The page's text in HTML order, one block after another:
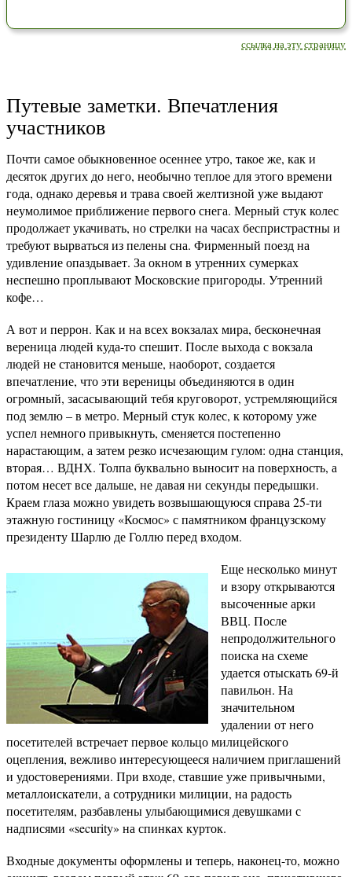
ссылка на эту страницу
Путевые заметки. Впечатления
участников
Почти самое обыкновенное осеннее утро, такое же, как и
десяток других до него, необычно теплое для этого времени
года, однако деревья и трава своей желтизной уже выдают
неумолимое приближение первого снега. Мерный стук колес
продолжает укачивать, но стрелки на часах беспристрастны и
требуют вырваться из пелены сна. Фирменный поезд на
удивление опаздывает. За окном в утренних сумерках
неспешно проплывают Московские пригороды. Утренний
кофе…
А вот и перрон. Как и на всех вокзалах мира, бесконечная
вереница людей куда-то спешит. После выхода с вокзала
людей не становится меньше, наоборот, создается
впечатление, что эти вереницы объединяются в один
огромный, засасывающий тебя круговорот, устремляющийся
под землю – в метро. Мерный стук колес, к которому уже
успел немного привыкнуть, сменяется постепенно
нарастающим, а затем резко исчезающим гулом: одна станция,
вторая… ВДНХ. Толпа буквально выносит на поверхность, а
потом несет все дальше, не давая ни секунды передышки.
Краем глаза можно увидеть возвышающуюся справа 25-ти
этажную гостиницу «Космос» с памятником французскому
президенту Шарлю де Голлю перед входом.
Еще несколько минут
и взору открываются
высоченные арки
ВВЦ. После
непродолжительного
поиска на схеме
удается отыскать 69-й
павильон. На
значительном
удалении от него
посетителей встречает первое кольцо милицейского
оцепления, вежливо интересующееся наличием приглашений
и удостоверениями. При входе, ставшие уже привычными,
металлоискатели, а сотрудники милиции, на радость
посетителям, разбавлены улыбающимися девушками с
надписями «security» на спинках курток.
Входные документы оформлены и теперь, наконец-то, можно